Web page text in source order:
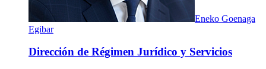
Eneko Goenaga
Egibar
Dirección de Régimen Jurídico y Servicios